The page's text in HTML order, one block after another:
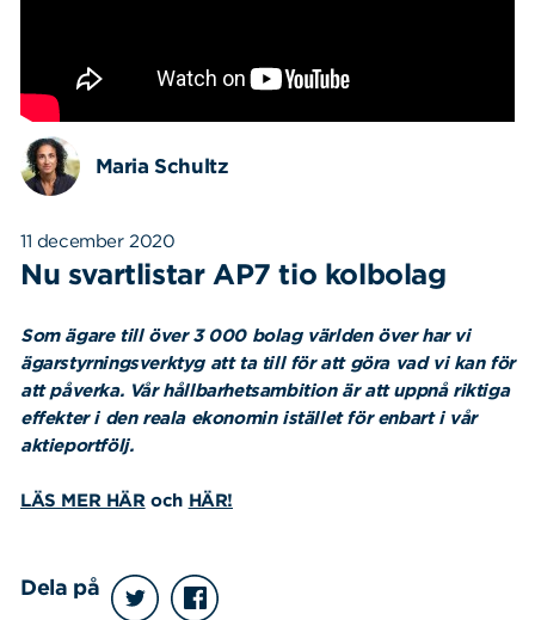
Maria Schultz
11 december 2020
Nu svartlistar AP7 tio kolbolag
Som ägare till över 3 000 bolag världen över har vi
ägarstyrningsverktyg att ta till för att göra vad vi kan för
att påverka. Vår hållbarhetsambition är att uppnå riktiga
effekter i den reala ekonomin istället för enbart i vår
aktieportfölj.
LÄS MER HÄR och HÄR!
Dela på